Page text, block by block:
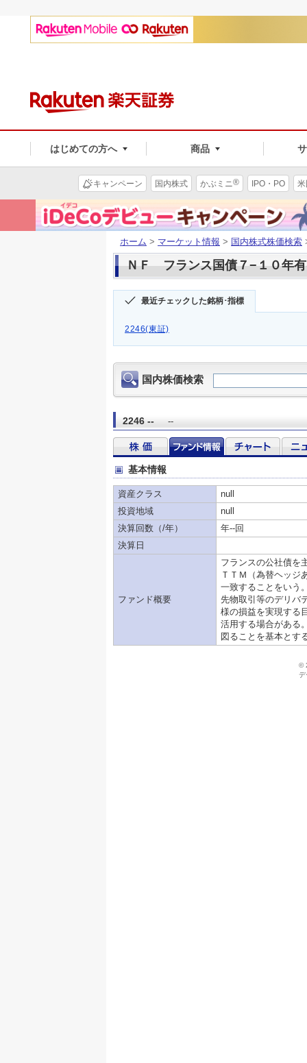
はじめての方へ 商品
キャンペーン 国内株式 かぶミニ® IPO・PO
ホーム > マーケット情報 > 国内株式株価検索
ＮＦ フランス国債７−１０年
最近チェックした銘柄･指標
2246(東証)